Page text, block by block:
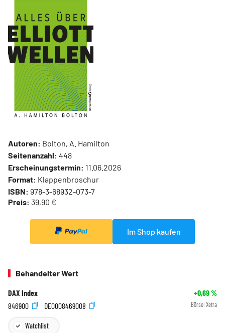
Autoren: Bolton, A. Hamilton
Seitenanzahl: 448
Erscheinungstermin: 11.06.2026
Format: Klappenbroschur
ISBN: 978-3-68932-073-7
Preis: 39,90 €
Im Shop kaufen
Behandelter Wert
DAX Index +0,69%
846900
DE0008469008 Börse: Xetra
Watchlist